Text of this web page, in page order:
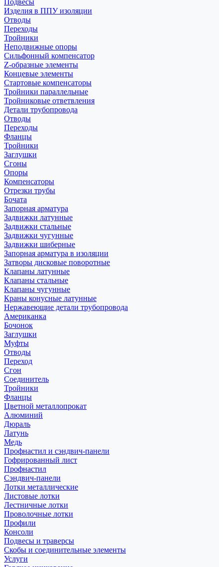
Подвесы
Изделия в ППУ изоляции
Отводы
Переходы
Тройники
Неподвижные опоры
Cильфонный компенсатор
Z-образные элементы
Концевые элементы
Стартовые компенсаторы
Тройники параллельные
Тройниковые ответвления
Детали трубопровода
Отводы
Переходы
Фланцы
Тройники
Заглушки
Сгоны
Опоры
Компенсаторы
Отрезки трубы
Бочата
Запорная арматура
Задвижки латунные
Задвижки стальные
Задвижки чугунные
Задвижки шиберные
Запорная арматура в изоляции
Затворы дисковые поворотные
Клапаны латунные
Клапаны стальные
Клапаны чугунные
Краны конусные латунные
Нержавеющие детали трубопровода
Американка
Бочонок
Заглушки
Муфты
Отводы
Переход
Сгон
Соединитель
Тройники
Фланцы
Цветной металлопрокат
Алюминий
Дюраль
Латунь
Медь
Профнастил и сэндвич-панели
Гофрированный лист
Профнастил
Сэндвич-панели
Лотки металлические
Листовые лотки
Лестничные лотки
Проволочные лотки
Профили
Консоли
Подвесы и траверсы
Скобы и соединительные элементы
Услуги